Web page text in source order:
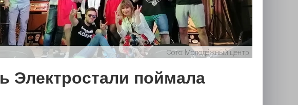
поделиться
истории города?
Фото: Молодёжный центр
Электростали поймала